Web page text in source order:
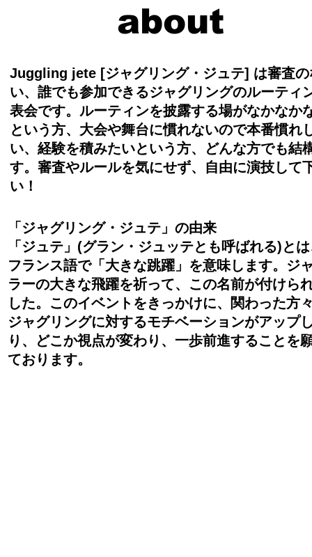
about
Juggling jete [ジャグリング・ジュテ] は審査の
い、誰でも参加できるジャグリングのルーティ
表会です。ルーティンを披露する場がなかなか
という方、大会や舞台に慣れないので本番慣れ
い、経験を積みたいという方、どんな方でも結
す。審査やルールを気にせず、自由に演技して
い！
「ジャグリング・ジュテ」の由来
「ジュテ」(グラン・ジュッテとも呼ばれる)と
フランス語で「大きな跳躍」を意味します。ジ
ラーの大きな飛躍を祈って、この名前が付けら
した。このイベントをきっかけに、関わった方
ジャグリングに対するモチベーションがアップ
り、どこか視点が変わり、一歩前進することを
ております。